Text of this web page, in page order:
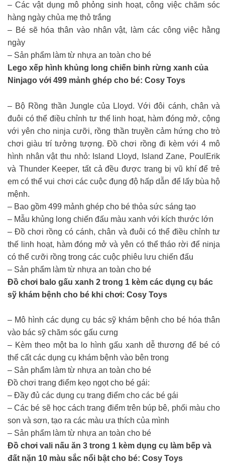
– Các vật dụng mô phỏng sinh hoạt, công việc chăm sóc
hàng ngày chủa mẹ thỏ trắng
– Bé sẽ hóa thân vào nhân vật, làm các công việc hằng
ngày
– Sản phẩm làm từ nhựa an toàn cho bé
Lego xếp hình khủng long chiến binh rừng xanh của
Ninjago với 499 mảnh ghép cho bé: Cosy Toys
– Bộ Rồng thần Jungle của Lloyd. Với đôi cánh, chân và
đuôi có thể điều chỉnh tư thế linh hoạt, hàm đóng mở, cộng
với yên cho ninja cưỡi, rồng thần truyền cảm hứng cho trò
chơi giàu trí tưởng tượng. Đồ chơi rồng đi kèm với 4 mô
hình nhân vật thu nhỏ: Island Lloyd, Island Zane, PoulErik
và Thunder Keeper, tất cả đều được trang bị vũ khí để trẻ
em có thể vui chơi các cuộc đụng độ hấp dẫn để lấy bùa hộ
mệnh.
– Bao gồm 499 mảnh ghép cho bé thỏa sức sáng tạo
– Mẫu khủng long chiến đấu màu xanh với kích thước lớn
– Đồ chơi rồng có cánh, chân và đuôi có thể điều chỉnh tư
thế linh hoạt, hàm đóng mở và yên có thể tháo rời để ninja
có thể cưỡi rồng trong các cuộc phiêu lưu chiến đấu
– Sản phẩm làm từ nhựa an toàn cho bé
Đồ chơi balo gấu xanh 2 trong 1 kèm các dụng cụ bác
sỹ khám bệnh cho bé khi chơi: Cosy Toys
– Mô hình các dụng cụ bác sỹ khám bệnh cho bé hóa thân
vào bác sỹ chăm sóc gấu cưng
– Kèm theo một ba lo hình gấu xanh dễ thương để bé có
thể cất các dụng cụ khám bệnh vào bên trong
– Sản phẩm làm từ nhựa an toàn cho bé
Đồ chơi trang điểm kẹo ngọt cho bé gái:
– Đầy đủ các dụng cụ trang điểm cho các bé gái
– Các bé sẽ học cách trang điểm trên búp bê, phối màu cho
son và sơn, tạo ra các màu ưa thích của mình
– Sản phẩm làm từ nhựa an toàn cho bé
Đồ chơi vali nấu ăn 3 trong 1 kèm dụng cụ làm bếp và
đất nặn 10 màu sắc nổi bật cho bé: Cosy Toys